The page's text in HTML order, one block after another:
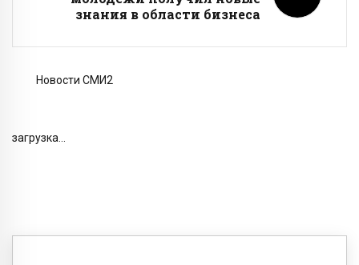
знания в области бизнеса
Новости СМИ2
загрузка...